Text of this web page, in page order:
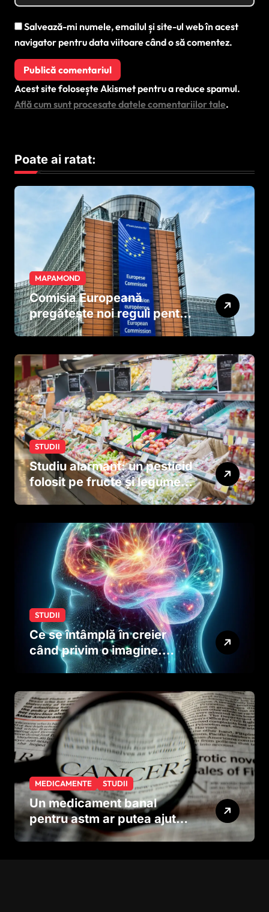
Salvează-mi numele, emailul și site-ul web în acest
navigator pentru data viitoare când o să comentez.
Acest site folosește Akismet pentru a reduce spamul.
Află cum sunt procesate datele comentariilor tale.
Poate ai ratat:
MAPAMOND
Comisia Europeană
pregătește noi reguli pentru
tutun și țigările electronice
STUDII
Studiu alarmant: un pesticid
folosit pe fructe și legume
ar putea afecta dezvoltarea
dinainte de naștere
STUDII
Ce se întâmplă în creier
când privim o imagine.
Studiul care explică rolul
MEDICAMENTE STUDII
Un medicament banal
pentru astm ar putea ajuta
în lupta împotriva